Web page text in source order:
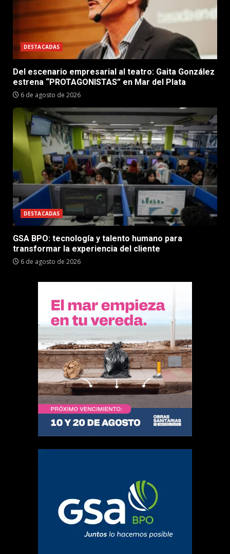
DESTACADAS
Del escenario empresarial al teatro: Gaita González
estrena “PROTAGONISTAS” en Mar del Plata
6 de agosto de 2026
DESTACADAS
GSA BPO: tecnología y talento humano para
transformar la experiencia del cliente
6 de agosto de 2026